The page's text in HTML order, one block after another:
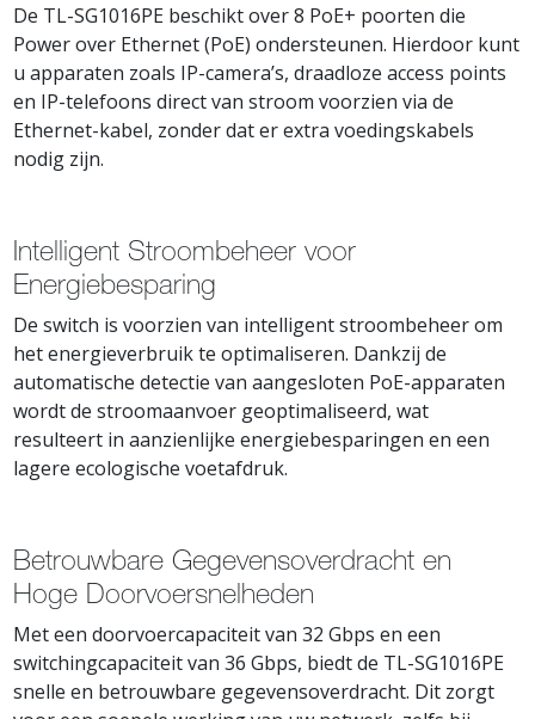
De TL-SG1016PE beschikt over 8 PoE+ poorten die
Power over Ethernet (PoE) ondersteunen. Hierdoor kunt
u apparaten zoals IP-camera’s, draadloze access points
en IP-telefoons direct van stroom voorzien via de
Ethernet-kabel, zonder dat er extra voedingskabels
nodig zijn.
Intelligent Stroombeheer voor
Energiebesparing
De switch is voorzien van intelligent stroombeheer om
het energieverbruik te optimaliseren. Dankzij de
automatische detectie van aangesloten PoE-apparaten
wordt de stroomaanvoer geoptimaliseerd, wat
resulteert in aanzienlijke energiebesparingen en een
lagere ecologische voetafdruk.
Betrouwbare Gegevensoverdracht en
Hoge Doorvoersnelheden
Met een doorvoercapaciteit van 32 Gbps en een
switchingcapaciteit van 36 Gbps, biedt de TL-SG1016PE
snelle en betrouwbare gegevensoverdracht. Dit zorgt